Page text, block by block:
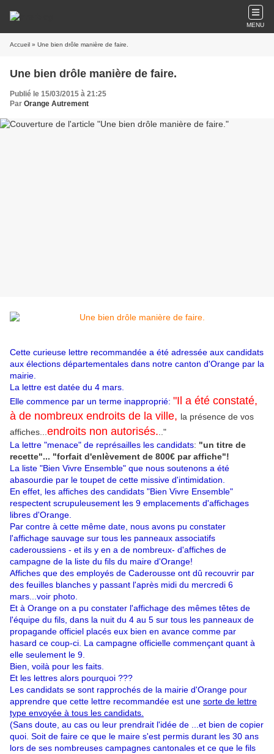
MENU
Accueil » Une bien drôle manière de faire.
Une bien drôle manière de faire.
Publié le 15/03/2015 à 21:25
Par Orange Autrement
Cette curieuse lettre recommandée a été adressée aux candidats
aux élections départementales dans notre canton d'Orange par la
mairie.
La lettre est datée du 4 mars.
Elle commence par un terme inapproprié: "Il a été constaté,
à de nombreux endroits de la ville, la présence de vos
affiches... endroits non autorisés. .."
La lettre "menace" de représailles les candidats: "un titre de
recette"... "forfait d'enlèvement de 800€ par affiche"!
La liste "Bien Vivre Ensemble" que nous soutenons a été
abasourdie par le toupet de cette missive d'intimidation.
En effet, les affiches des candidats "Bien Vivre Ensemble"
respectent scrupuleusement les 9 emplacements d'affichages
libres d'Orange.
Par contre à cette même date, nous avons pu constater
l'affichage sauvage sur tous les panneaux associatifs
caderoussiens - et ils y en a de nombreux- d'affiches de
campagne de la liste du fils du maire d'Orange!
Affiches que des employés de Caderousse ont dû recouvrir par
des feuilles blanches y passant l'après midi du mercredi 6
mars...voir photo.
Et à Orange on a pu constater l'affichage des mêmes têtes de
l'équipe du fils, dans la nuit du 4 au 5 sur tous les panneaux de
propagande officiel placés eux bien en avance comme par
hasard ce coup-ci. La campagne officielle commençant quant à
elle seulement le 9.
Bien, voilà pour les faits.
Et les lettres alors pourquoi ???
Les candidats se sont rapprochés de la mairie d'Orange pour
apprendre que cette lettre recommandée est une sorte de lettre
type envoyée à tous les candidats.
(Sans doute, au cas ou leur prendrait l'idée de ...et bien de copier
quoi. Soit de faire ce que le maire s'est permis durant les 30 ans
lors de ses nombreuses campagnes cantonales et ce que le fils